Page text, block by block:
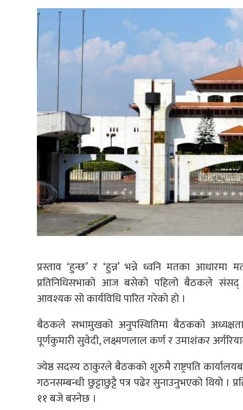
प्रस्ताव ‘हुन्छ’ र ‘हुन्न’ भन्ने ध्वनि मतका
प्रतिनिधिसभाको आज बसेको पहिलो बैठकले संसद्
आवश्यक सो कार्यविधि पारित गरेको हो ।
बैठकले सभामुखको अनुपस्थितिमा बैठकको
पूर्णकुमारी सुवेदी, लक्ष्मणलाल कर्ण र उमाशंकर
ज्येष्ठ सदस्य ठाकुरले बैठकको शुरुमै राष्ट्रपति
गठनसम्बन्धी छुट्टाछुट्टै पत्र पढेर सुनाउनुभएको थियो ।
११ बजे बस्नेछ ।